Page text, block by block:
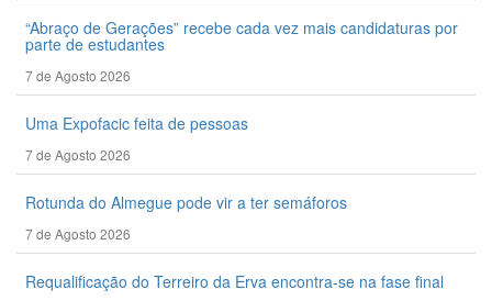
“Abraço de Gerações” recebe cada vez mais candidaturas por
parte de estudantes
7 de Agosto 2026
Uma Expofacic feita de pessoas
7 de Agosto 2026
Rotunda do Almegue pode vir a ter semáforos
7 de Agosto 2026
Requalificação do Terreiro da Erva encontra-se na fase final